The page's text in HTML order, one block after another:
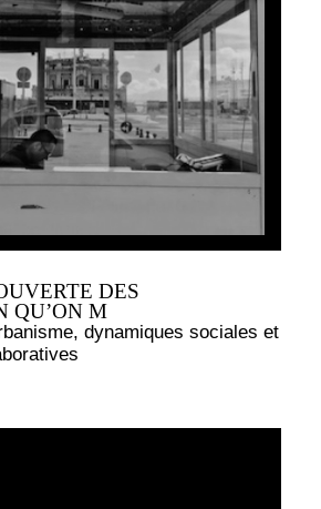
DES
QU’ON M
dynamiques sociales et